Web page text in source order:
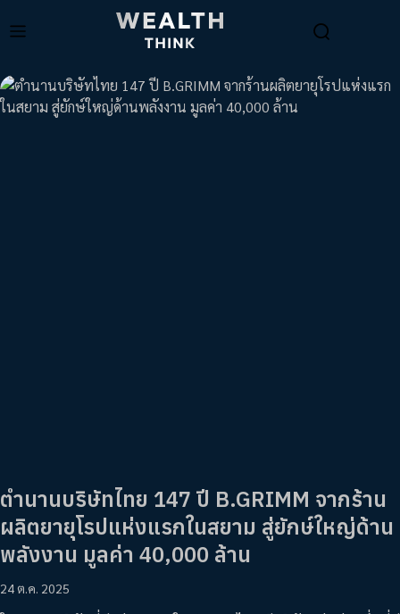
ตำนานบริษัทไทย 147 ปี B.GRIMM จากร้าน
ผลิตยายุโรปแห่งแรกในสยาม สู่ยักษ์ใหญ่ด้าน
พลังงาน มูลค่า 40,000 ล้าน
24 ต.ค. 2025